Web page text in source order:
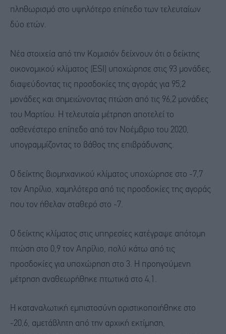
πληθωρισμό στο υψηλότερο επίπεδο των τελευταίων
δύο ετών.
Νέα στοιχεία από την Κομισιόν δείχνουν ότι ο δείκτης
οικονομικού κλίματος (ESI) υποχώρησε στις 93 μονάδες,
διαψεύδοντας τις προσδοκίες της αγοράς για 95,2
μονάδες και σημειώνοντας πτώση από τις 96,2 μονάδες
του Μαρτίου. Η τελευταία μέτρηση αποτελεί το
ασθενέστερο επίπεδο από τον Νοέμβριο του 2020,
υπογραμμίζοντας το βάθος της επιβράδυνσης.
Ο δείκτης βιομηχανικού κλίματος υποχώρησε στο -7,7
τον Απρίλιο, χαμηλότερα από τις προσδοκίες της αγοράς
που τον ήθελαν σταθερό στο -7.
Ο δείκτης κλίματος στις υπηρεσίες κατέγραψε απότομη
πτώση στο 0,9 τον Απρίλιο, πολύ κάτω από τις
προσδοκίες για υποχώρηση στο 3. Η προηγούμενη
μέτρηση αναθεωρήθηκε πτωτικά στο 4,1.
Η καταναλωτική εμπιστοσύνη οριστικοποιήθηκε στο
-20,6, αμετάβλητη από την αρχική εκτίμηση,